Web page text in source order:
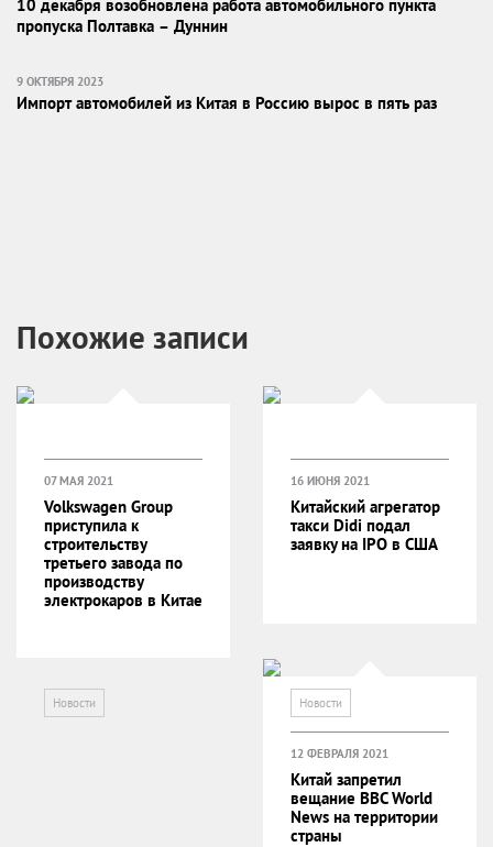
10 декабря возобновлена работа автомобильного пункта
пропуска Полтавка – Дуннин
9 ОКТЯБРЯ 2023
Импорт автомобилей из Китая в Россию вырос в пять раз
Похожие записи
Новости
07 МАЯ 2021
Volkswagen Group
приступила к
строительству
третьего завода по
производству
электрокаров в Китае
Новости
16 ИЮНЯ 2021
Китайский агрегатор
такси Didi подал
заявку на IPO в США
12 ФЕВРАЛЯ 2021
Китай запретил
вещание BBC World
News на территории
страны